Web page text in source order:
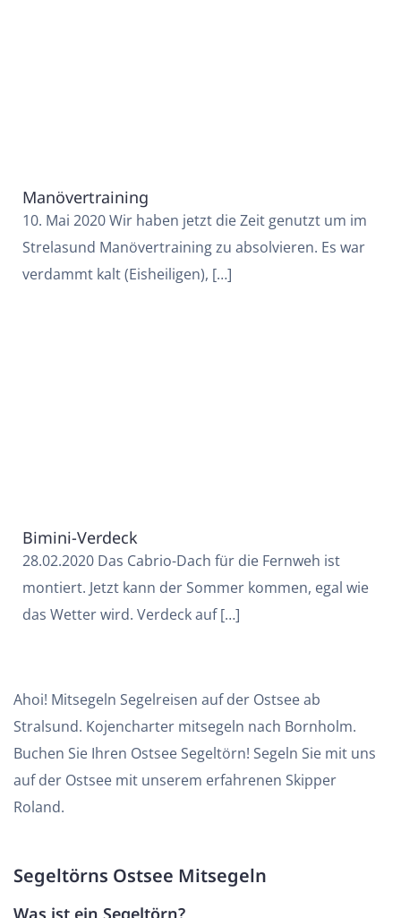
Manövertraining
10. Mai 2020 Wir haben jetzt die Zeit genutzt um im
Strelasund Manövertraining zu absolvieren. Es war
verdammt kalt (Eisheiligen), […]
Bimini-Verdeck
28.02.2020 Das Cabrio-Dach für die Fernweh ist
montiert. Jetzt kann der Sommer kommen, egal wie
das Wetter wird. Verdeck auf […]
Ahoi! Mitsegeln Segelreisen auf der Ostsee ab
Stralsund. Kojencharter mitsegeln nach Bornholm.
Buchen Sie Ihren Ostsee Segeltörn! Segeln Sie mit uns
auf der Ostsee mit unserem erfahrenen Skipper
Roland.
Segeltörns Ostsee Mitsegeln
Was ist ein Segeltörn?